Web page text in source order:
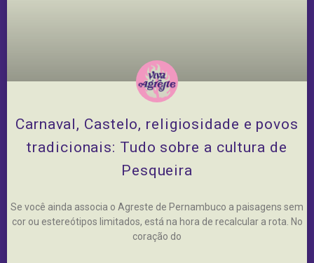
Carnaval, Castelo, religiosidade e povos
tradicionais: Tudo sobre a cultura de
Pesqueira
Se você ainda associa o Agreste de Pernambuco a paisagens sem
cor ou estereótipos limitados, está na hora de recalcular a rota. No
coração do